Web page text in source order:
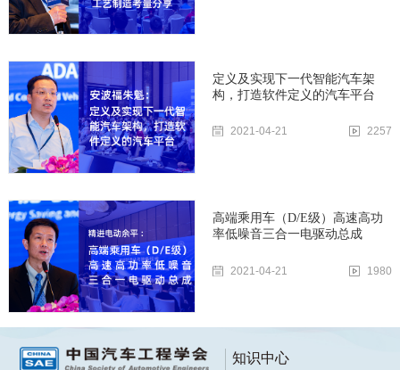
定义及实现下一代智能汽车架
构，打造软件定义的汽车平台
2021-04-21 2257
高端乘用车（D/E级）高速高功
率低噪音三合一电驱动总成
2021-04-21 1980
知识中心